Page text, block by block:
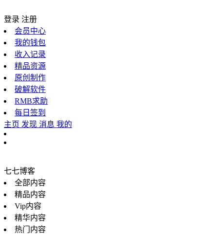
登录 注册
会员中心
我的钱包
收入记录
精品资源
原创制作
破解软件
RMB求助
每日签到
主页 发现 消息 我的
七七博客
全部内容
精品内容
Vip内容
精华内容
热门内容